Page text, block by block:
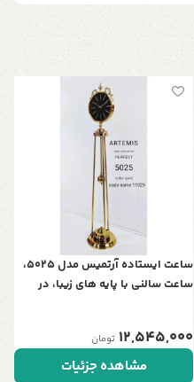
ساعت ایستاده آرتمیس مدل 5025،
ساعت سالنی با پایه های زیبا، در
12,545,000 تومان
مشاهده جزئیات